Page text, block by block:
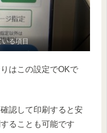
いる項目
はこの設定でOKで
認して印刷すると安
ることも可能です